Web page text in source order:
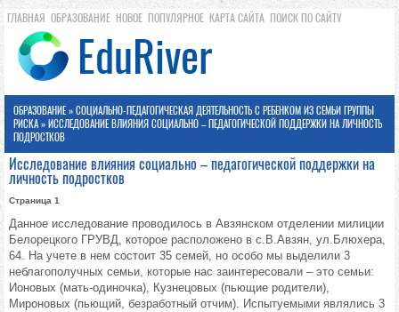
ГЛАВНАЯ ОБРАЗОВАНИЕ НОВОЕ ПОПУЛЯРНОЕ КАРТА САЙТА ПОИСК ПО САЙТУ
ОБРАЗОВАНИЕ» СОЦИАЛЬНО-ПЕДАГОГИЧЕСКАЯ ДЕЯТЕЛЬНОСТЬ С РЕБЕНКОМ ИЗ СЕМЬИ ГРУППЫ
РИСКА » ИССЛЕДОВАНИЕ ВЛИЯНИЯ СОЦИАЛЬНО – ПЕДАГОГИЧЕСКОЙ ПОДДЕРЖКИ НА ЛИЧНОСТЬ
ПОДРОСТКОВ
Исследование влияния социально – педагогической поддержки на
личность подростков
Страница 1
Данное исследование проводилось в Авзянском отделении милиции
Белорецкого ГРУВД, которое расположено в с.В.Авзян, ул.Блюхера,
64. На учете в нем состоит 35 семей, но особо мы выделили 3
неблагополучных семьи, которые нас заинтересовали – это семьи:
Ионовых (мать-одиночка), Кузнецовых (пьющие родители),
Мироновых (пьющий, безработный отчим). Испытуемыми являлись 3